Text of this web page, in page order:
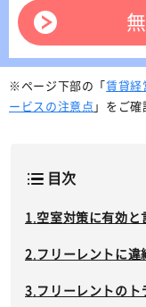
※ページ下部の「賃貸経
ービスの注意点 」をご確
目次
空室対策に有効と
フリーレントに違
フリーレントのト